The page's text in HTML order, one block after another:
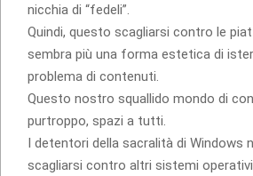
nicchia di “fedeli”.
Quindi, questo scagliarsi contro le
sembra più una forma estetica di
problema di contenuti.
Questo nostro squallido mondo di
purtroppo, spazi a tutti.
I detentori della sacralità di Windows
scagliarsi contro altri sistemi